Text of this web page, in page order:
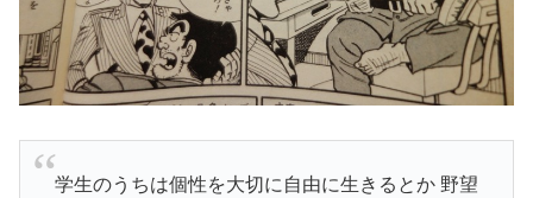
学生のうちは個性を大切に自由に生きるとか 野望